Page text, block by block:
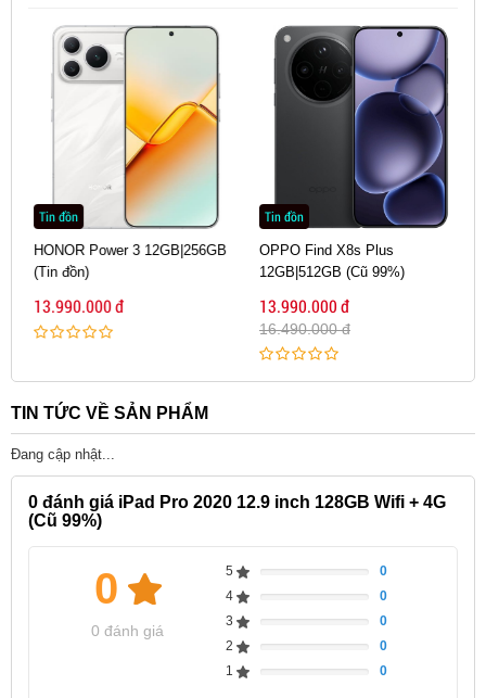
Tin đồn
HONOR Power 3 12GB|256GB
(Tin đồn)
13.990.000 đ
Tin đồn
OPPO Find X8s Plus
12GB|512GB (Cũ 99%)
13.990.000 đ
16.490.000 đ
TIN TỨC VỀ SẢN PHẨM
Đang cập nhật...
0 đánh giá iPad Pro 2020 12.9 inch 128GB Wifi + 4G
(Cũ 99%)
0
0 đánh giá
5
0
4
0
3
0
2
0
1
0